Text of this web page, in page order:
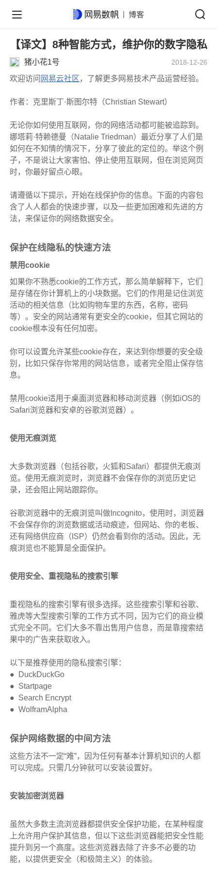
【译文】8种智能方式，维护你的数字隐私
猪小花1号 2018-12-26
欢迎访问 网易云社区 ，了解更多网易技术产品运营经验。
作者：克里斯丁·斯图尔特（Christian Stewart）
无论你如何使用互联网，你的网络活动都可能被追踪到。
娜塔莉·特赖德曼（Natalie Triedman）最近分享了人们是
如何在不知情的情况下，分享了彼此的定位的。举这个例
子，不是说让大家害怕、停止使用互联网，但在浏览网页
时，你最好留点心眼。
请遵循以下提示，开始在线保护你的信息。下面的内容包
含了人人都会的快速步骤，以及一些更加困难和先进的方
法，来保证你的网络数据安全。
保护在线隐私的快速方法
禁用cookie
如果你不熟悉cookie的工作方式，那么简单解释下，它们
是存储在你计算机上的小块数据。它们的作用是记住浏览
活动的相关信息（比如购物车里的东西，名称，密码
等）。安全的网站通常有更安全的cookie，但其它网站的
cookie根本没有任何加密。
你可以设置允许某些cookie存在，来达到你想要的安全级
别，比如只保存你常用的网站信息，或者完全阻止保存信
息。
禁用cookie适用于桌面浏览器和移动浏览器（例如iOS的
Safari浏览器和安卓的谷歌浏览器）。
使用无痕浏览
大多数浏览器（包括谷歌，火狐和Safari）都提供无痕浏
览。使用无痕浏览时，浏览器不会保存你的浏览历史记
录，还会阻止网站跟踪你。
谷歌浏览器中的无痕浏览叫做Incognito，使用时，浏览器
不会保存你的浏览数据或活动痕迹，但网站、你的老板、
还有网络供应商（ISP）仍然会看到你的活动。因此，无
痕浏览也不能算是全面保护。
使用安全、重视隐私的搜索引擎
重视隐私的搜索引擎有很多选择。这些搜索引擎和谷歌、
雅虎等大型搜索引擎的工作方式不同，因为它们的商业模
式完全不同。它们大多不靠出售用户信息，而是靠搜索结
果中的广告来获取收入。
以下是推荐使用的隐私搜索引擎：
● DuckDuckGo
● Startpage
● Search Encrypt
● WolframAlpha
保护网络数据的中间方法
这些方法不一定“难”，因为任何有基本计算机知识的人都
可以完成。只需几分钟就可以安装设置好。
安装加密浏览器
虽然大多数主流浏览器都提供安全保护功能，在某种程度
上允许用户保护其信息，但以下这些浏览器能把安全性能
提升到另一个高度。这些浏览器去除了许多不必要的功
能，以提供更安全（和极简主义）的体验。